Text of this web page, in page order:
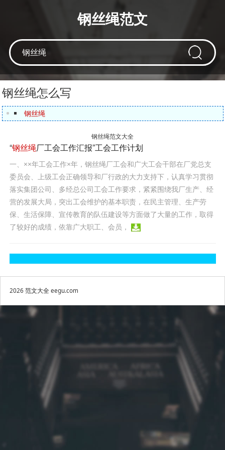
钢丝绳范文
钢丝绳怎么写
钢丝绳
钢丝绳范文大全
“钢丝绳厂工会工作汇报”工会工作计划
一、××年工会工作×年，钢丝绳厂工会和广大工会干部在厂党总支
委员会、上级工会正确领导和厂行政的大力支持下，认真学习贯彻
落实集团公司、多经总公司工会工作要求，紧紧围绕我厂生产、经
营的发展大局，突出工会维护的基本职责，在民主管理、生产劳
保、生活保障、宣传教育的队伍建设等方面做了大量的工作，取得
了较好的成绩，依靠广大职工、会员，
2026 范文大全eegu.com